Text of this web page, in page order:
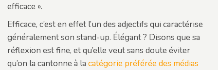
efficace ».
Efficace, c’est en effet l’un des adjectifs qui caractérise
généralement son stand-up. Élégant ? Disons que sa
réflexion est fine, et qu’elle veut sans doute éviter
qu’on la cantonne à la catégorie préférée des médias